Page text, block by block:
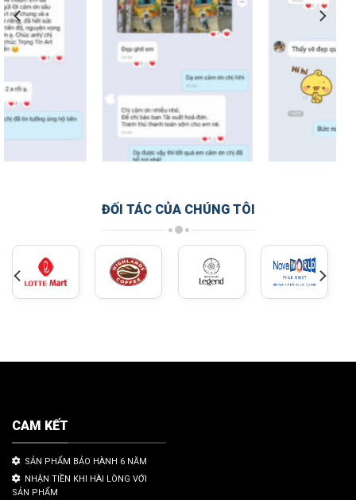
ĐỐI TÁC CỦA CHÚNG TÔI
CAM KẾT
SẢN PHẨM BẢO HÀNH 6 NĂM
NHẬN TIỀN KHI HÀI LÒNG VỚI
SẢN PHẨM